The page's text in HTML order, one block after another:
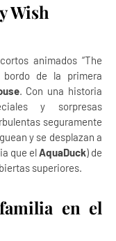
Wish
animados “The
bordo de la primera
. Con una historia
y sorpresas
seguramente
y se desplazan a
que elAquaDuck) de
superiores.
en el